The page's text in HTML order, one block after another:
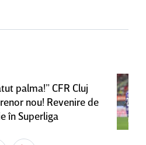
palma!” CFR Cluj
nou! Revenire de
în Superliga